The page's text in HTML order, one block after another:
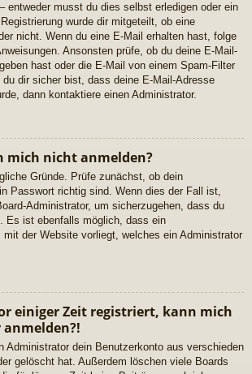
entweder musst du dies selbst erledigen oder ein
wurde dir mitgeteilt, ob eine
nicht. Wenn du eine E-Mail erhalten hast, folge
Ansonsten prüfe, ob du deine E-Mail-
hast oder die E-Mail von einem Spam-Filter
du dir sicher bist, dass deine E-Mail-Adresse
dann kontaktiere einen Administrator.
mich nicht anmelden?
Gründe. Prüfe zunächst, ob dein
Passwort richtig sind. Wenn dies der Fall ist,
Administrator, um sicherzugehen, dass du
Es ist ebenfalls möglich, dass ein
mit der Website vorliegt, welches ein Administrator
einiger Zeit registriert, kann mich
Administrator dein Benutzerkonto aus verschieden
gelöscht hat. Außerdem löschen viele Boards